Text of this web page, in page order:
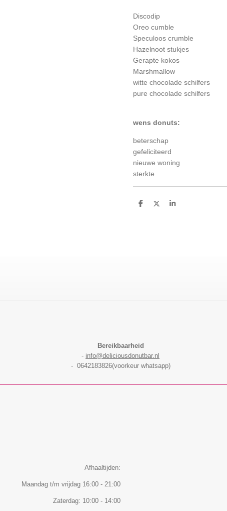
Discodip
Oreo cumble
Speculoos crumble
Hazelnoot stukjes
Gerapte kokos
Marshmallow
witte chocolade schilfers
pure chocolade schilfers
wens donuts:
beterschap
gefeliciteerd
nieuwe woning
sterkte
D
D
S
Bereikbaarheid
- info@deliciousdonutbar.nl
- 0642183826(voorkeur whatsapp)
Afhaaltijden:
Maandag t/m vrijdag 16:00 - 21:00
Zaterdag: 10:00 - 14:00